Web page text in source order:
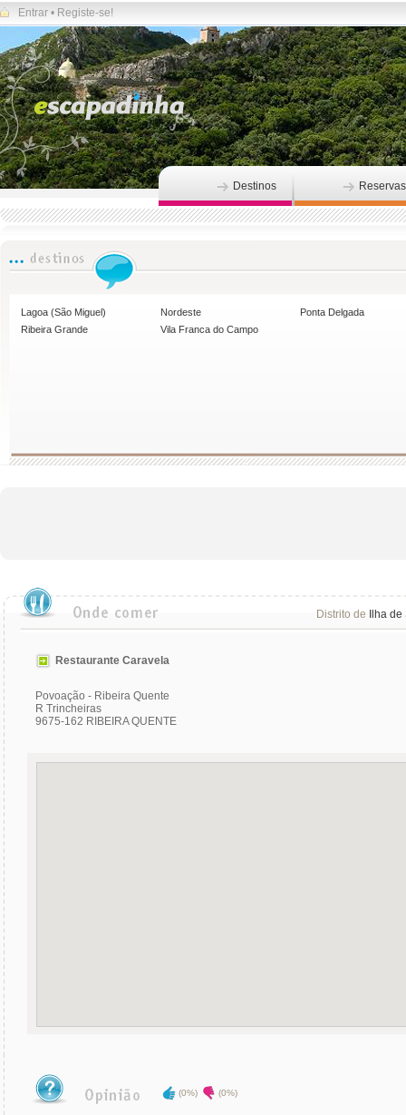
Entrar • Registe-se!
Destinos Reservas
Lagoa (São Miguel) Nordeste
Ponta Delgada
Ribeira Grande
Vila Franca do Campo
Distrito de Ilha
Restaurante Caravela
Povoação - Ribeira Quente
R Trincheiras
9675-162 RIBEIRA QUENTE
(0%) (0%)